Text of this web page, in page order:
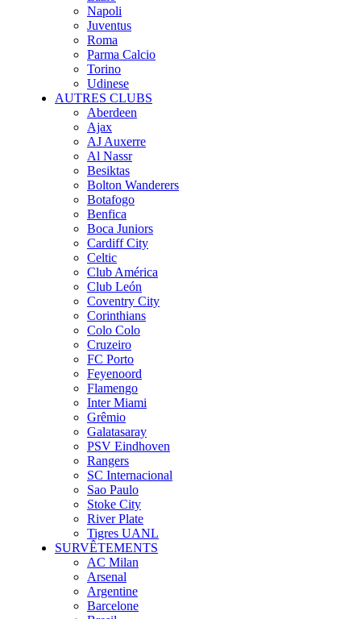
Napoli
Juventus
Roma
Parma Calcio
Torino
Udinese
AUTRES CLUBS
Aberdeen
Ajax
AJ Auxerre
Al Nassr
Besiktas
Bolton Wanderers
Botafogo
Benfica
Boca Juniors
Cardiff City
Celtic
Club América
Club León
Coventry City
Corinthians
Colo Colo
Cruzeiro
FC Porto
Feyenoord
Flamengo
Inter Miami
Grêmio
Galatasaray
PSV Eindhoven
Rangers
SC Internacional
Sao Paulo
Stoke City
River Plate
Tigres UANL
SURVÊTEMENTS
AC Milan
Arsenal
Argentine
Barcelone